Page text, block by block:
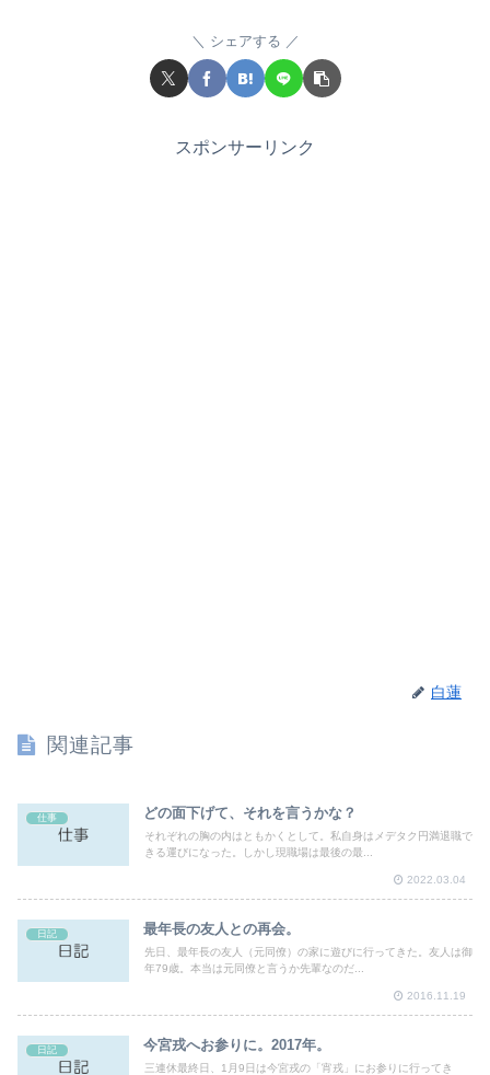
シェアする
スポンサーリンク
白蓮
関連記事
仕事 どの面下げて、それを言うかな？
それぞれの胸の内はともかくとして。私自身はメデタク円満退職で
きる運びになった。しかし現職場は最後の最...
2022.03.04
日記 最年長の友人との再会。
先日、最年長の友人（元同僚）の家に遊びに行ってきた。友人は御
年79歳。本当は元同僚と言うか先輩なのだ...
2016.11.19
日記 今宮戎へお参りに。2017年。
三連休最終日、1月9日は今宮戎の「宵戎」にお参りに行ってき